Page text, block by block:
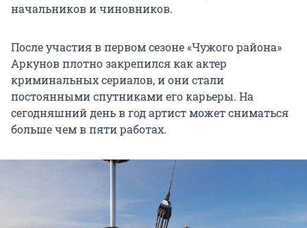
начальников и чиновников.
После участия в первом сезоне «Чужого района»
Аркунов плотно закрепился как актер
криминальных сериалов, и они стали
постоянными спутниками его карьеры. На
сегодняшний день в год артист может сниматься
больше чем в пяти работах.